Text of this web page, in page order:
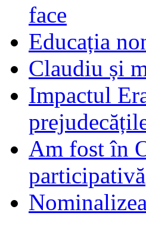
face
Educația
Claudiu și
Impactul
Am fost în
participativă